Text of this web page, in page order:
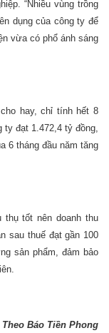
“Nhiều vùng trồng
dụng của công ty để
vừa có phổ ánh sáng
hay, chỉ tính hết 8
ty đạt 1.472,4 tỷ đồng,
6 tháng đầu năm tăng
tốt nên doanh thu
sau thuế đạt gần 100
sản phẩm, đảm bảo
Theo Báo Tiền Phong